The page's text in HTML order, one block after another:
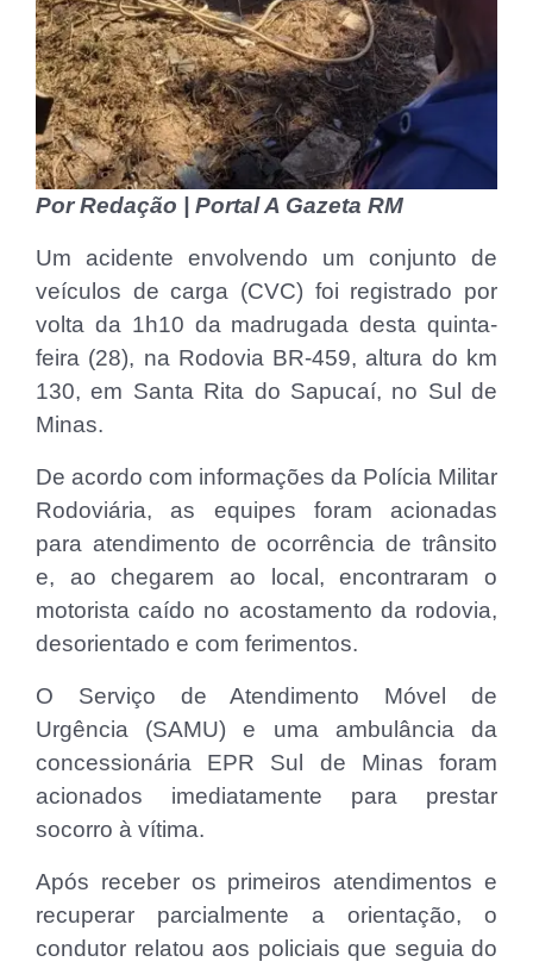
Por Redação | Portal A Gazeta RM
Um acidente envolvendo um conjunto de
veículos de carga (CVC) foi registrado por
volta da 1h10 da madrugada desta quinta-
feira (28), na Rodovia BR-459, altura do km
130, em Santa Rita do Sapucaí, no Sul de
Minas.
De acordo com informações da Polícia Militar
Rodoviária, as equipes foram acionadas
para atendimento de ocorrência de trânsito
e, ao chegarem ao local, encontraram o
motorista caído no acostamento da rodovia,
desorientado e com ferimentos.
O Serviço de Atendimento Móvel de
Urgência (SAMU) e uma ambulância da
concessionária EPR Sul de Minas foram
acionados imediatamente para prestar
socorro à vítima.
Após receber os primeiros atendimentos e
recuperar parcialmente a orientação, o
condutor relatou aos policiais que seguia do